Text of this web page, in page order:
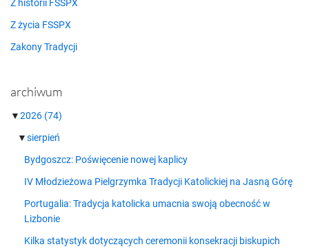
Z historii FSSPX
Z życia FSSPX
Zakony Tradycji
archiwum
▼2026 (74)
▼sierpień
Bydgoszcz: Poświęcenie nowej kaplicy
IV Młodzieżowa Pielgrzymka Tradycji Katolickiej na Jasną Górę
Portugalia: Tradycja katolicka umacnia swoją obecność w
Lizbonie
Kilka statystyk dotyczących ceremonii konsekracji biskupich